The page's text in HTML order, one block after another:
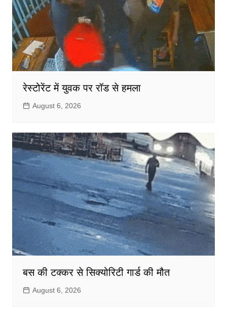
रेस्टोरेंट में युवक पर रॉड से हमला
August 6, 2026
बस की टक्कर से सिक्योरिटी गार्ड की मौत
August 6, 2026